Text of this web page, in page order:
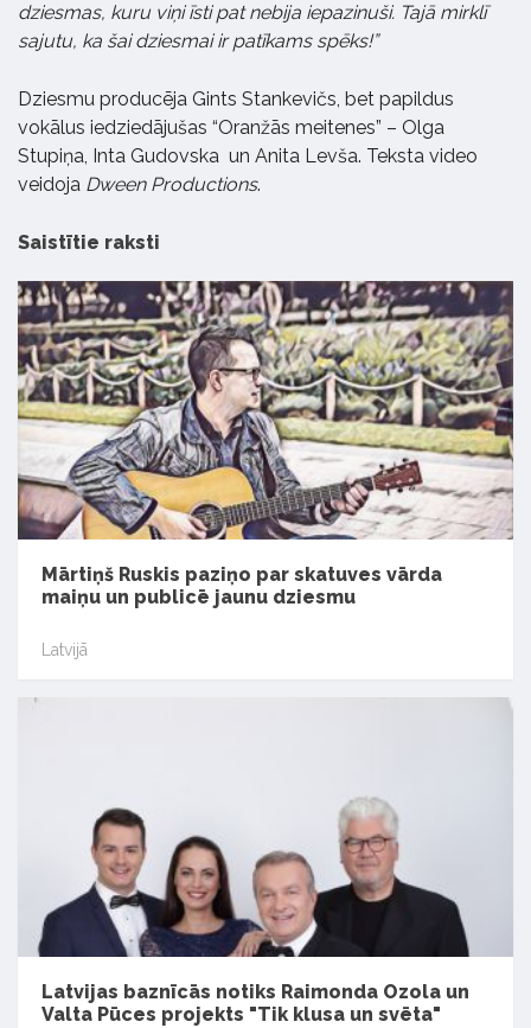
dziesmas, kuru viņi īsti pat nebija iepazinuši. Tajā mirklī
sajutu, ka šai dziesmai ir patīkams spēks!”
Dziesmu producēja Gints Stankevičs, bet papildus
vokālus iedziedājušas “Oranžās meitenes” – Olga
Stupiņa, Inta Gudovska un Anita Levša. Teksta video
veidoja Dween Productions.
Saistītie raksti
Mārtiņš Ruskis paziņo par skatuves vārda
maiņu un publicē jaunu dziesmu
Latvijā
Latvijas baznīcās notiks Raimonda Ozola un
Valta Pūces projekts "Tik klusa un svēta"